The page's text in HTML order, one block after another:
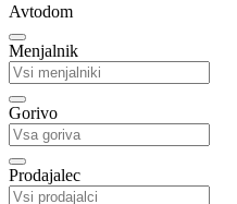
Avtodom
Menjalnik
Gorivo
Prodajalec